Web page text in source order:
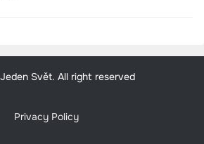
Svět. All right reserved
Privacy Policy